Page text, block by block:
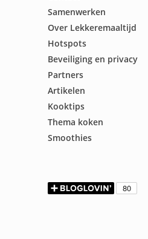
Samenwerken
Over Lekkeremaaltijd
Hotspots
Beveiliging en privacy
Partners
Artikelen
Kooktips
Thema koken
Smoothies